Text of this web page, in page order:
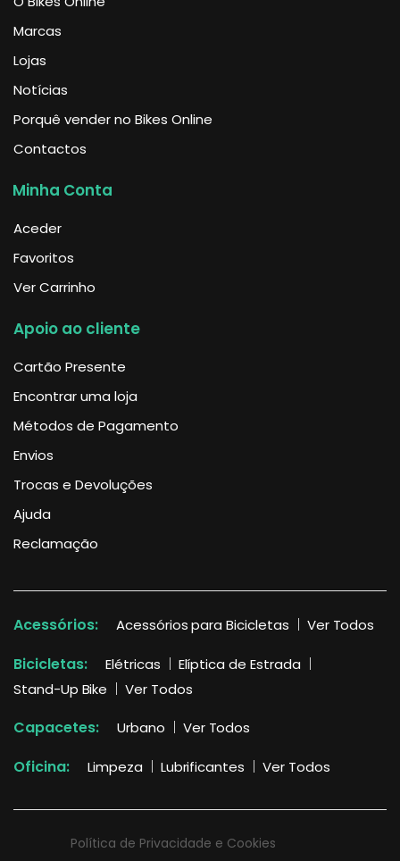
Marcas
Lojas
Notícias
Porquê vender no Bikes Online
Contactos
Minha Conta
Aceder
Favoritos
Ver Carrinho
Apoio ao cliente
Cartão Presente
Encontrar uma loja
Métodos de Pagamento
Envios
Trocas e Devoluções
Ajuda
Reclamação
Acessórios: Acessórios para Bicicletas Ver Todos
Bicicletas: Elétricas
Elíptica de Estrada
Stand-Up Bike
Ver Todos
Capacetes: Urbano Ver Todos
Oficina: Limpeza Lubrificantes Ver Todos
Política de Privacidade e Cookies